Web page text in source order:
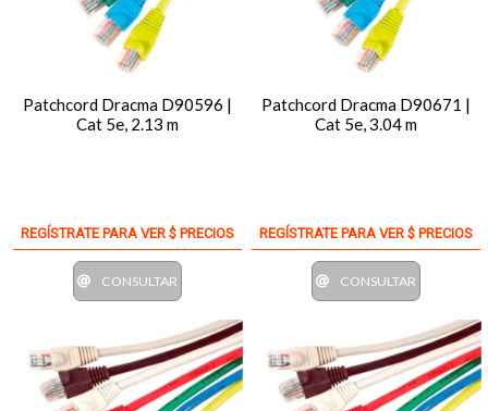
Patchcord Dracma D90596 |
Cat 5e, 2.13 m
REGÍSTRATE PARA VER $ PRECIOS
CONSULTAR
Patchcord Dracma D90671 |
Cat 5e, 3.04 m
REGÍSTRATE PARA VER $ PRECIOS
CONSULTAR